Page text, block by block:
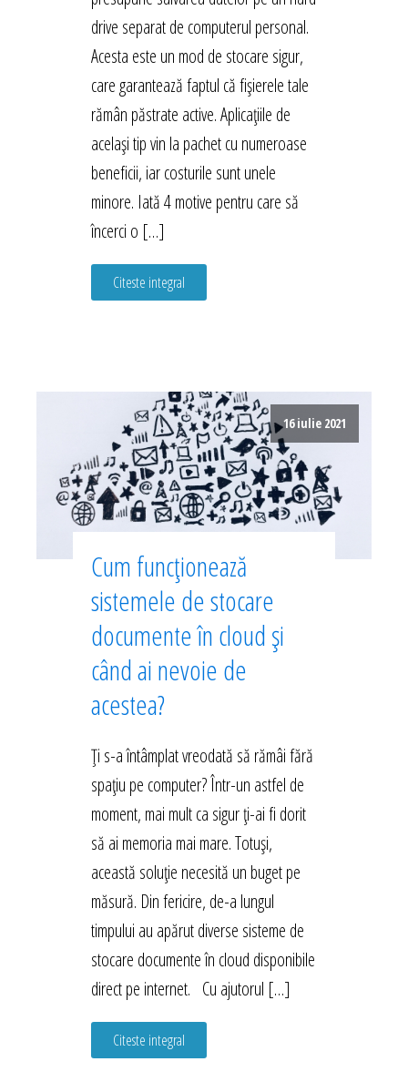
drive separat de computerul personal.
Acesta este un mod de stocare sigur,
care garantează faptul că fișierele tale
rămân păstrate active. Aplicațiile de
același tip vin la pachet cu numeroase
beneficii, iar costurile sunt unele
minore. Iată 4 motive pentru care să
încerci o […]
Citeste integral
16 iulie 2021
Cum funcționează
sistemele de stocare
documente în cloud și
când ai nevoie de
acestea?
Ți s-a întâmplat vreodată să rămâi fără
spațiu pe computer? Într-un astfel de
moment, mai mult ca sigur ți-ai fi dorit
să ai memoria mai mare. Totuși,
această soluție necesită un buget pe
măsură. Din fericire, de-a lungul
timpului au apărut diverse sisteme de
stocare documente în cloud disponibile
direct pe internet. Cu ajutorul […]
Citeste integral